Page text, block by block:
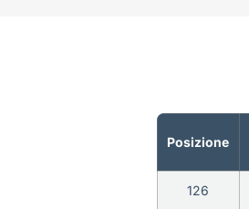
Posizione
126